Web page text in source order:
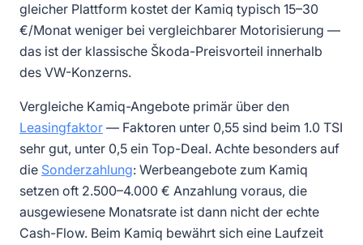
gleicher Plattform kostet der Kamiq typisch 15–30
€/Monat weniger bei vergleichbarer Motorisierung —
das ist der klassische Škoda-Preisvorteil innerhalb
des VW-Konzerns.
Vergleiche Kamiq-Angebote primär über den
Leasingfaktor — Faktoren unter 0,55 sind beim 1.0 TSI
sehr gut, unter 0,5 ein Top-Deal. Achte besonders auf
die Sonderzahlung: Werbeangebote zum Kamiq
setzen oft 2.500–4.000 € Anzahlung voraus, die
ausgewiesene Monatsrate ist dann nicht der echte
Cash-Flow. Beim Kamiq bewährt sich eine Laufzeit